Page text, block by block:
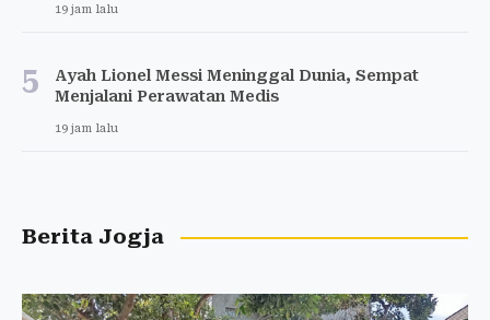
19 jam lalu
5
Ayah Lionel Messi Meninggal Dunia, Sempat
Menjalani Perawatan Medis
19 jam lalu
Berita Jogja